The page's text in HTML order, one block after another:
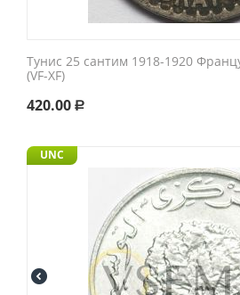
Тунис 25 сантим 1918-1920
(VF-XF)
420.00 Р
UNC